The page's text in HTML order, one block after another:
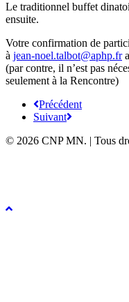
Le traditionnel buffet
ensuite.
Votre confirmation de
à jean-noel.talbot@aphp.fr
(par contre, il n’est pas
seulement à la Rencontre)
Précédent
Suivant
© 2026 CNP MN. | Tous